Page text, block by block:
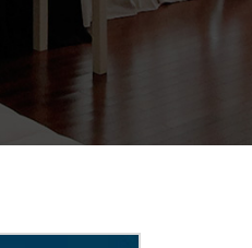
CONSULTAR